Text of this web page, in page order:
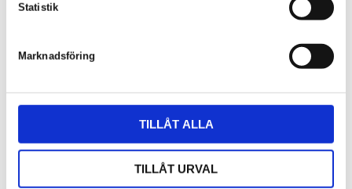
Statistik
Marknadsföring
TILLÅT ALLA
TILLÅT URVAL
311 31 Falkenberg
info@skoldforsberg.se